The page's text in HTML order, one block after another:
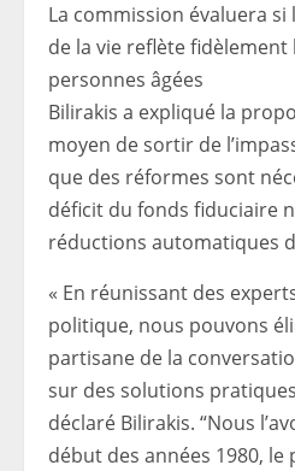
La commission évaluera si
de la vie reflète fidèlement
personnes âgées
Bilirakis a expliqué la
moyen de sortir de
que des réformes sont
déficit du fonds fiduciaire
réductions automatiques
« En réunissant des
politique, nous pouvons
partisane de la
sur des solutions
déclaré Bilirakis. “Nous
début des années 1980, le